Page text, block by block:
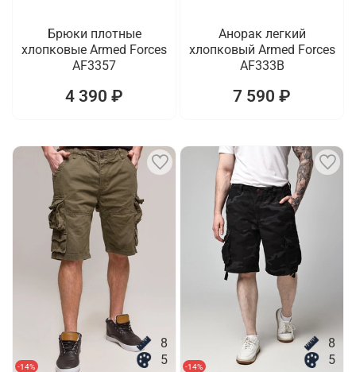
Брюки плотные
хлопковые Armed Forces
AF3357
4 390 ₽
Анорак легкий
хлопковый Armed Forces
AF333B
7 590 ₽
-14%
8
5
-14%
8
5